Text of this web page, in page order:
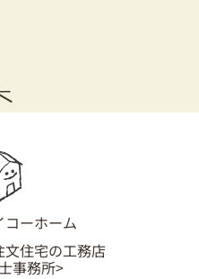
報
0334
コーホーム
住宅の工務店
事務所>